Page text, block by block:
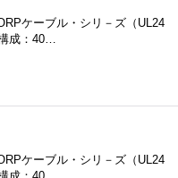
ケーブル・シリ－ズ（UL24
成：40…
ケーブル・シリ－ズ（UL24